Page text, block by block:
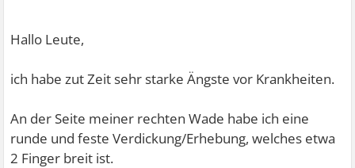
Hallo Leute,
ich habe zut Zeit sehr starke Ängste vor Krankheiten.
An der Seite meiner rechten Wade habe ich eine
runde und feste Verdickung/Erhebung, welches etwa
2 Finger breit ist.